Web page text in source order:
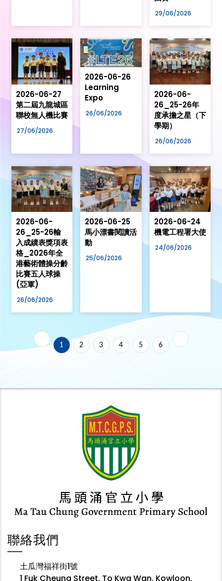
29/06/2026
2026-06-27
第二屆九龍城區
聯校無人機比賽
27/06/2026
2026-06-26
Learning
Expo
26/06/2026
2026-06-
26_25-26年
度承擔之星（下
學期）
26/06/2026
2026-06-
26_25-26輸
入成績表獎項表
格_2026年全
港藝術體操分齡
比賽五人球操
(亞軍)
26/06/2026
2026-06-25
馬小漂書閱讀活
動
25/06/2026
2026-06-24
機電工程署大使
24/06/2026
1 2 3 4 5 6
聯絡我們
土瓜灣福祥街1號
1 Fuk Cheung Street, To Kwa Wan, Kowloon.